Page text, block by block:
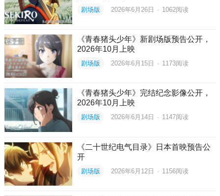
剧场版 2026年6月26日 · 1062阅读
《青春猪头少年》新剧场版预告公开，
2026年10月上映
剧场版 2026年6月15日 · 1173阅读
《青春猪头少年》完结纪念影像公开，
2026年10月上映
剧场版 2026年6月14日 · 1147阅读
《二十世纪电气目录》日本首映预告公
开
剧场版 2026年6月12日 · 1156阅读